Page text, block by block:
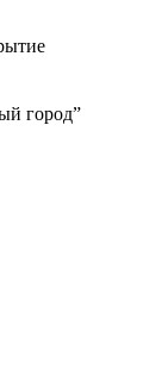
город”